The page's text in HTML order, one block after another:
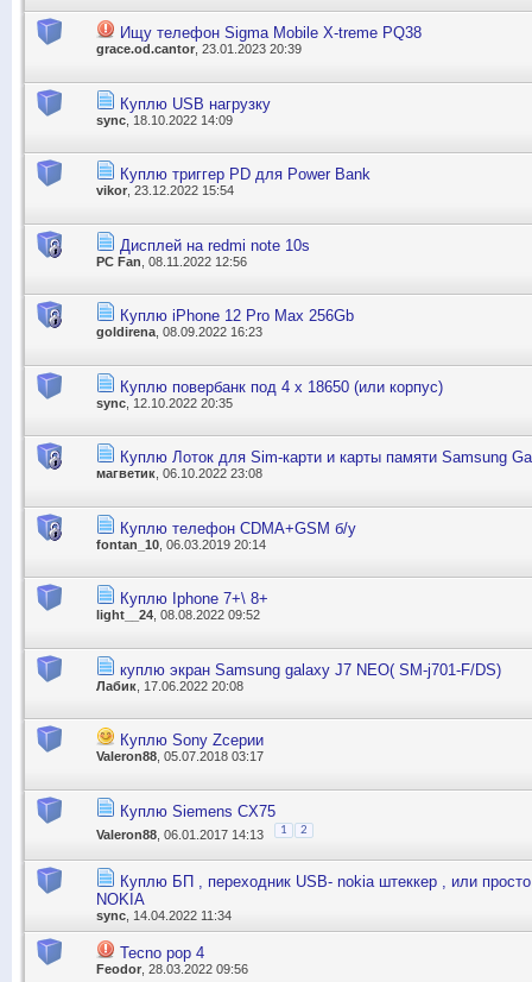
Ищу телефон Sigma Mobile X-treme PQ38
grace.od.cantor, 23.01.2023 20:39
Куплю USB нагрузку
sync , 18.10.2022 14:09
Куплю триггер PD для Power Bank
vikor , 23.12.2022 15:54
Дисплей на redmi note 10s
PC Fan , 08.11.2022 12:56
Куплю iPhone 12 Pro Max 256Gb
goldirena , 08.09.2022 16:23
Куплю повербанк под 4 x 18650 (или корпус)
sync , 12.10.2022 20:35
Куплю Лоток для Sim-карти и карты памяти Samsung
магветик , 06.10.2022 23:08
Куплю телефон CDMA+GSM б/у
fontan_10 , 06.03.2019 20:14
Куплю Iphone 7+\ 8+
light__24 , 08.08.2022 09:52
куплю экран Samsung galaxy J7 NEO( SM-j701-F/DS)
Лабик , 17.06.2022 20:08
Куплю Sony Zсерии
Valeron88 , 05.07.2018 03:17
Куплю Siemens CX75
Valeron88 , 06.01.2017 14:13 1 2
Куплю БП , переходник USB- nokia штеккер , или
NOKIA
sync , 14.04.2022 11:34
Tecno pop 4
Feodor , 28.03.2022 09:56